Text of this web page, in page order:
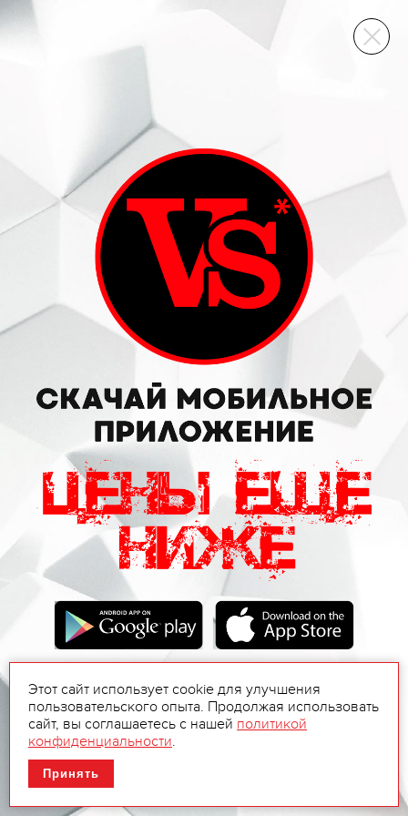
ВИННЫЙ СКЛАД
Этот сайт использует cookie для улучшения
пользовательского опыта. Продолжая использовать
сайт, вы соглашаетесь с нашей политикой
конфиденциальности.
Принять